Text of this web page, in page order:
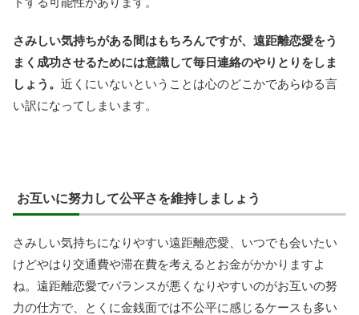
さみしい気持ちがある間はもちろんですが、遠距離恋愛をう
まく成功させるためには意識して毎日連絡のやりとりをしま
しょう。 近くにいないということは心のどこかであらゆる言
い訳になってしまいます。
お互いに努力して公平さを維持しましょう
さみしい気持ちになりやすい遠距離恋愛、いつでも会いたい
けどやはり交通費や滞在費を考えるとお金がかかりますよ
ね。遠距離恋愛でバランスが悪くなりやすいのがお互いの努
力の仕方で、とくに金銭面では不公平に感じるケースも多い